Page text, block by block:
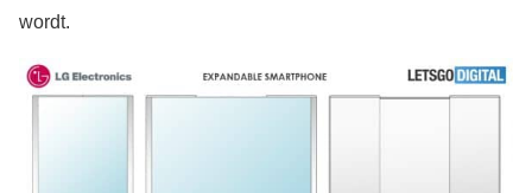
wordt.